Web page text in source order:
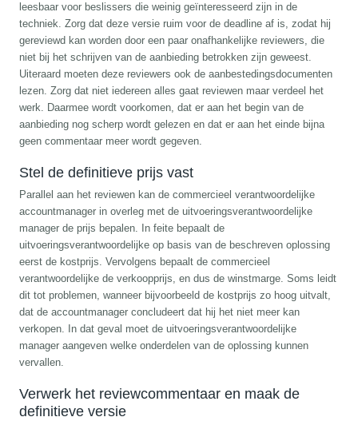
leesbaar voor beslissers die weinig geïnteresseerd zijn in de
techniek. Zorg dat deze versie ruim voor de deadline af is, zodat hij
gereviewd kan worden door een paar onafhankelijke reviewers, die
niet bij het schrijven van de aanbieding betrokken zijn geweest.
Uiteraard moeten deze reviewers ook de aanbestedingsdocumenten
lezen. Zorg dat niet iedereen alles gaat reviewen maar verdeel het
werk. Daarmee wordt voorkomen, dat er aan het begin van de
aanbieding nog scherp wordt gelezen en dat er aan het einde bijna
geen commentaar meer wordt gegeven.
Stel de definitieve prijs vast
Parallel aan het reviewen kan de commercieel verantwoordelijke
accountmanager in overleg met de uitvoeringsverantwoordelijke
manager de prijs bepalen. In feite bepaalt de
uitvoeringsverantwoordelijke op basis van de beschreven oplossing
eerst de kostprijs. Vervolgens bepaalt de commercieel
verantwoordelijke de verkoopprijs, en dus de winstmarge. Soms leidt
dit tot problemen, wanneer bijvoorbeeld de kostprijs zo hoog uitvalt,
dat de accountmanager concludeert dat hij het niet meer kan
verkopen. In dat geval moet de uitvoeringsverantwoordelijke
manager aangeven welke onderdelen van de oplossing kunnen
vervallen.
Verwerk het reviewcommentaar en maak de
definitieve versie